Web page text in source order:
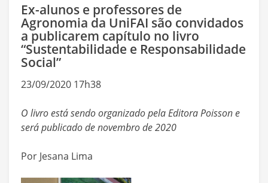
Ex-alunos e professores de
Agronomia da UniFAI são convidados
a publicarem capítulo no livro
“Sustentabilidade e Responsabilidade
Social”
23/09/2020 17h38
O livro está sendo organizado pela Editora Poisson e
será publicado de novembro de 2020
Por Jesana Lima